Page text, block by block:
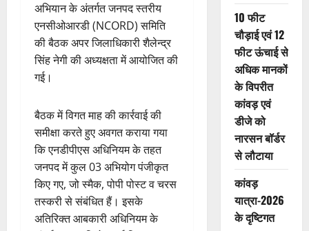
अभियान के अंतर्गत जनपद स्तरीय
एनसीओआरडी (NCORD) समिति
की बैठक अपर जिलाधिकारी शैलेन्द्र
सिंह नेगी की अध्यक्षता में आयोजित की
गई।
बैठक में विगत माह की कार्रवाई की
समीक्षा करते हुए अवगत कराया गया
कि एनडीपीएस अधिनियम के तहत
जनपद में कुल 03 अभियोग पंजीकृत
किए गए, जो स्मैक, पोपी पोस्ट व चरस
तस्करी से संबंधित हैं। इसके
अतिरिक्त आबकारी अधिनियम के
10 फीट
चौड़ाई एवं 12
फीट ऊंचाई से
अधिक मानकों
के विपरीत
कांवड़ एवं
डीजे को
नारसन बॉर्डर
से लौटाया
कांवड़
यात्रा-2026
के दृष्टिगत